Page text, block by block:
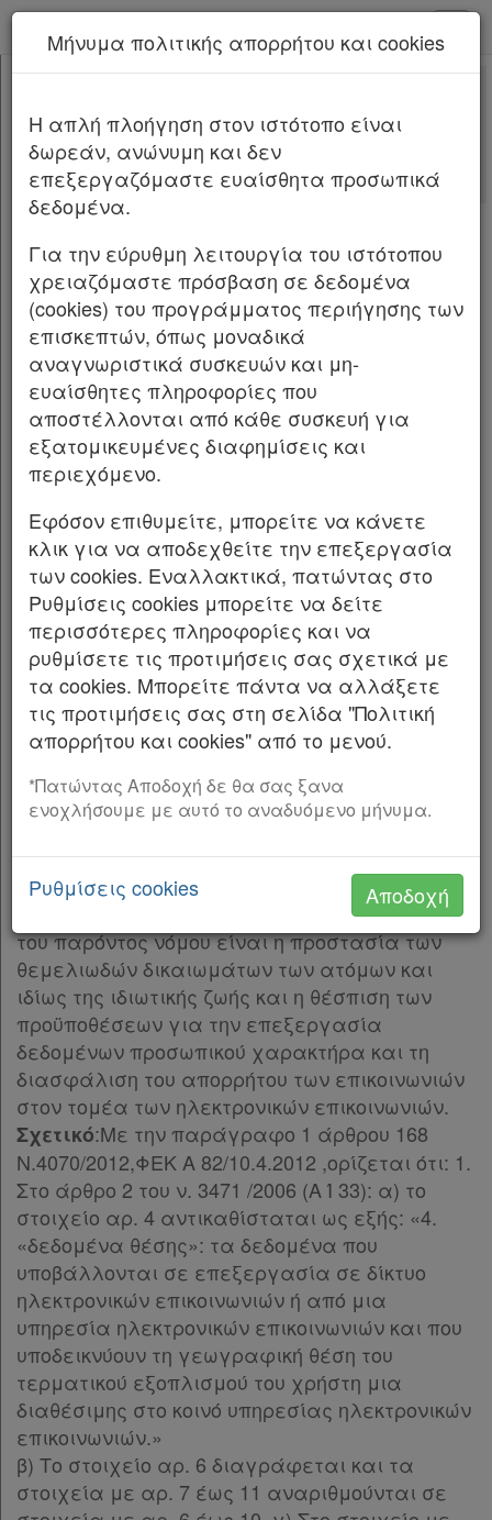
Κεφαλίδα
Σώμα [-]
ΚΕΦΑΛΑΙΟ ΠΡΩΤΟ [-]
Άρθρο 1
Άρθρο 3 [-]
Παρ.1
Παρ.2
Παρ.3
Άρθρο 4 [-]
Παρ.1
Παρ.2
Παρ.3
Παρ.4
Παρ.5
Άρθρο 5 [-]
Παρ.1
Παρ.2
Παρ.3
Παρ.4
Παρ.5
Άρθρο 6 [-]
Παρ.1
Παρ.2
Παρ.3
Παρ.4
Άρθρο 7 [-]
Παρ.2
Άρθρο 8 [-]
Παρ.1
Παρ.2
Παρ.3
Παρ.4
Παρ.5
Παρ.6
Παρ.7
Άρθρο 9
Άρθρο 10 [-]
Παρ.1
Παρ.2
Παρ.3
Παρ.4
Παρ.5
Άρθρο 11 [-]
Παρ.1
Παρ.2
Παρ.3
Παρ.4
Νέα υπηρεσία Kodiko Assistant.Περισσότερα
Νόμος 3471/2006
Αλλαγές που επέφερε
ΝΟΜΟΣ ΥΠ ΑΡΙΘ. 3471 ΦΕΚ Α 133/28.06.2006
Προστασία δεδομένων προσωπικού
χαρακτήρα και της ιδιωτικής ζωής στον τομέα
των ηλεκτρονικών επικοινωνιών και
τροποποίηση του ν.2472/1997.
Ο ΠΡΟΕΔΡΟΣ ΤΗΣ ΕΛΛΗΝΙΚΗΣ ΔΗΜΟΚΡΑΤΙΑΣ
Εκδίδομε τον ακόλουθο νόμο που ψήφισε η
Βουλή:
Προστασία δεδομένων προσωπικού
χαρακτήρα και της ιδιωτικής ζωής στον τομέα
των ηλεκτρονικών επικοινωνιών (Ενσωμάτωση
της Οδηγίας 2002/58/ΕΚ του Ευρωπαϊκού
Κοινοβουλίου και του Συμβουλίου της 12ης
Ιουλίου 2002 σχετικά με την επεξεργασία των
δεδομένων προσωπικού χαρακτήρα και την
προστασία της ιδιωτικής ζωής στον τομέα των
ηλεκτρονικών επικοινωνιών, ΕΕL 201/37 της
31ης Ιουλίου 2002)
Σκοπός
Σκοπός των διατάξεων των άρθρων 1 έως 17
του παρόντος νόμου είναι η προστασία των
θεμελιωδών δικαιωμάτων των ατόμων και
ιδίως της ιδιωτικής ζωής και η θέσπιση των
προϋποθέσεων για την επεξεργασία
δεδομένων προσωπικού χαρακτήρα και τη
διασφάλιση του απορρήτου των επικοινωνιών
στον τομέα των ηλεκτρονικών επικοινωνιών.
Σχετικό:Με την παράγραφο 1 άρθρου 168
Ν.4070/2012,ΦΕΚ Α 82/10.4.2012 ,ορίζεται ότι: 1.
Στο άρθρο 2 του ν. 3471 /2006 (Α Ί 33): α) το
στοιχείο αρ. 4 αντικαθίσταται ως εξής: «4.
«δεδομένα θέσης»: τα δεδομένα που
υποβάλλονται σε επεξεργασία σε δίκτυο
ηλεκτρονικών επικοινωνιών ή από μια
υπηρεσία ηλεκτρονικών επικοινωνιών και που
υποδεικνύουν τη γεωγραφική θέση του
τερματικού εξοπλισμού του χρήστη μια
διαθέσιμης στο κοινό υπηρεσίας ηλεκτρονικών
επικοινωνιών.»
β) Το στοιχείο αρ. 6 διαγράφεται και τα
στοιχεία με αρ. 7 έως 11 αναριθμούνται σε
Μήνυμα πολιτικής απορρήτου και cookies
H απλή πλοήγηση στον ιστότοπο είναι
δωρεάν, ανώνυμη και δεν
επεξεργαζόμαστε ευαίσθητα προσωπικά
δεδομένα.
Για την εύρυθμη λειτουργία του ιστότοπου
χρειαζόμαστε πρόσβαση σε δεδομένα
(cookies) του προγράμματος περιήγησης των
επισκεπτών, όπως μοναδικά
αναγνωριστικά συσκευών και μη-
ευαίσθητες πληροφορίες που
αποστέλλονται από κάθε συσκευή για
εξατομικευμένες διαφημίσεις και
περιεχόμενο.
Εφόσον επιθυμείτε, μπορείτε να κάνετε
κλικ για να αποδεχθείτε την επεξεργασία
των cookies. Εναλλακτικά, πατώντας στο
Ρυθμίσεις cookies μπορείτε να δείτε
περισσότερες πληροφορίες και να
ρυθμίσετε τις προτιμήσεις σας σχετικά με
τα cookies. Μπορείτε πάντα να αλλάξετε
τις προτιμήσεις σας στη σελίδα "Πολιτική
απορρήτου και cookies" από το μενού.
*Πατώντας Αποδοχή δε θα σας ξανα
ενοχλήσουμε με αυτό το αναδυόμενο μήνυμα.
Ρυθμίσεις cookies Αποδοχή